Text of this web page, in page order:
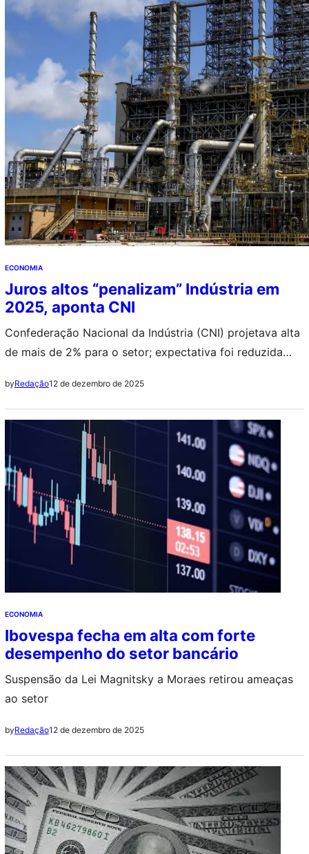
ECONOMIA
Juros altos “penalizam” Indústria em
2025, aponta CNI
Confederação Nacional da Indústria (CNI) projetava alta
de mais de 2% para o setor; expectativa foi reduzida
byRedação12 de dezembro de 2025
ECONOMIA
Ibovespa fecha em alta com forte
desempenho do setor bancário
Suspensão da Lei Magnitsky a Moraes retirou ameaças
ao setor
byRedação12 de dezembro de 2025